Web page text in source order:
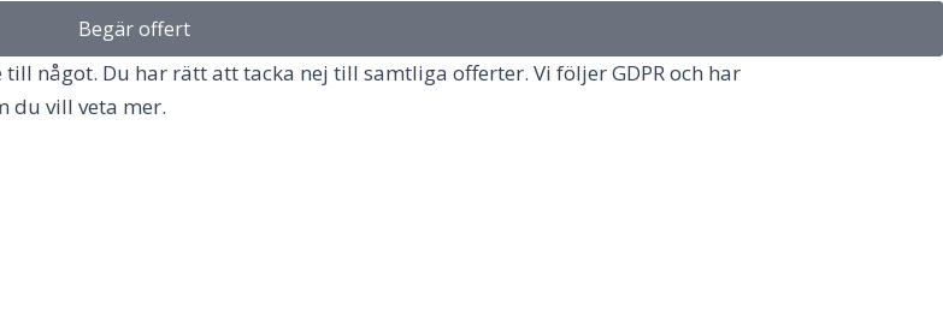
Begär offert
något. Du har rätt att tacka nej till samtliga offerter. Vi följer GDPR och har
du vill veta mer.